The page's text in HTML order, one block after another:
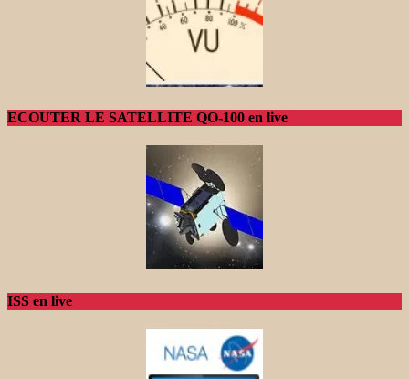
ECOUTER LE SATELLITE QO-100 en live
ISS en live